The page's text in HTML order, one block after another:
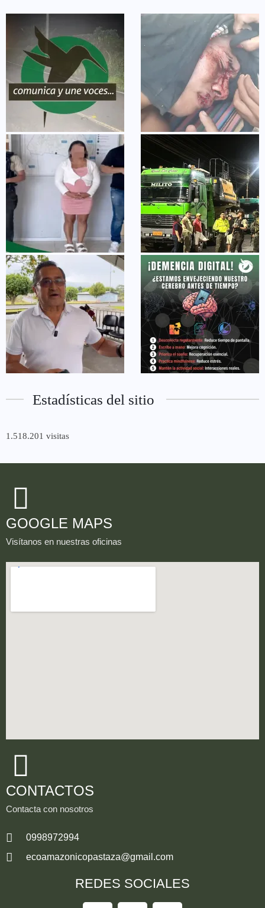
Estadísticas del sitio
1.518.201 visitas
GOOGLE MAPS
Visítanos en nuestras oficinas
CONTACTOS
Contacta con nosotros
0998972994
ecoamazonicopastaza@gmail.com
REDES SOCIALES